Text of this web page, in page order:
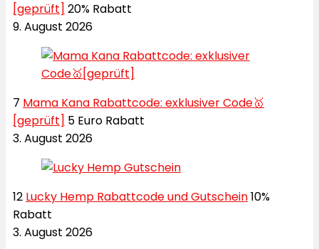
[geprüft] 20% Rabatt
9. August 2026
7 Mama Kana Rabattcode: exklusiver Code🥇
[geprüft] 5 Euro Rabatt
3. August 2026
12 Lucky Hemp Rabattcode und Gutschein10%
Rabatt
3. August 2026